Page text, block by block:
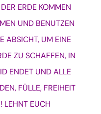
ERDE KOMMEN
UND BENUTZEN
ABSICHT, UM EINE
ZU SCHAFFEN, IN
ENDET UND ALLE
FÜLLE, FREIHEIT
LEHNT EUCH